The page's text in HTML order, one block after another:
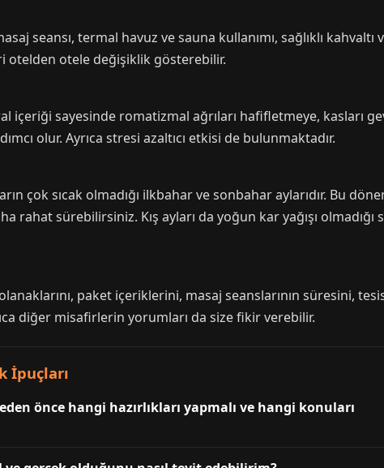
seansı, termal havuz ve sauna kullanımı, sağlıklı kahvaltı
otelden otele değişiklik gösterebilir.
içeriği sayesinde romatizmal ağrıları hafifletmeye, kasları
olur. Ayrıca stresi azaltıcı etkisi de bulunmaktadır.
çok sıcak olmadığı ilkbahar ve sonbahar aylarıdır. Bu
rahat sürebilirsiniz. Kış ayları da yoğun kar yağışı olmadığı
paket içeriklerini, masaj seanslarının süresini,
diğer misafirlerin yorumları da size fikir verebilir.
İpuçları
önce hangi hazırlıkları yapmalı ve hangi konuları